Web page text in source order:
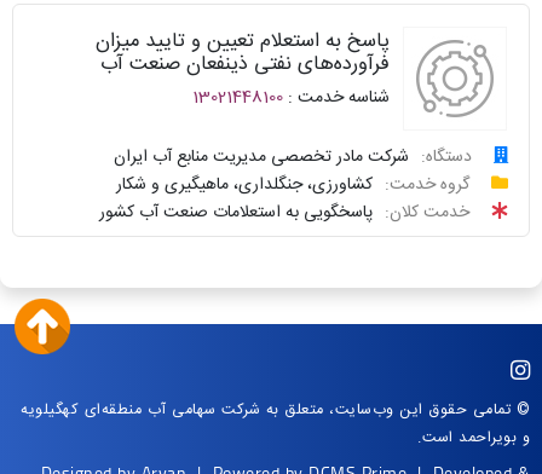
نظرسنجی
سوالات
سامانه
خدمات
دولت
واحد
پاسخگو
توافقنامه
پاسخ به استعلام تعیین و تایید میزان
فرآورده‌های نفتی ذینفعان صنعت آب
شناسه خدمت : 13021448100
دستگاه:
شرکت مادر تخصصی مدیریت منابع آب ایران
گروه خدمت:
کشاورزی، جنگلداری، ماهیگیری و شکار
خدمت کلان:
پاسخگویی به استعلامات صنعت آب کشور
درخواست
پیگیری
واحد
پاسخگو
ارائه
© تمامی حقوق این وب‌سایت، متعلق به شرکت سهامی آب منطقه‌ای کهگیلویه
و بویراحمد است.